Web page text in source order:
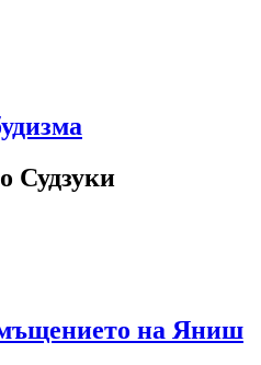
Судзуки
на Яниш